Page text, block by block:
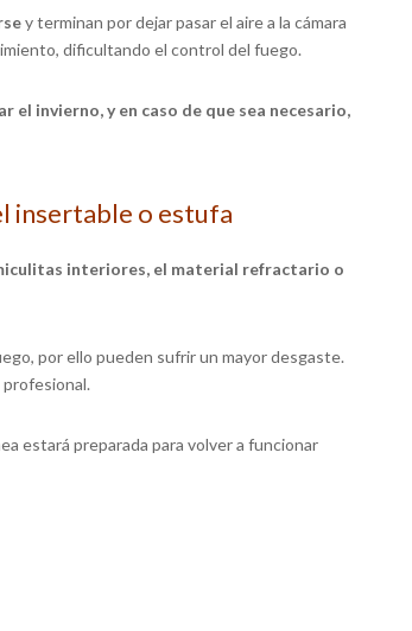
y terminan por dejar pasar el aire a la cámara
dificultando el control del fuego.
el invierno, y en caso de que sea necesario,
insertable o estufa
interiores, el material refractario o
por ello pueden sufrir un mayor desgaste.
estará preparada para volver a funcionar